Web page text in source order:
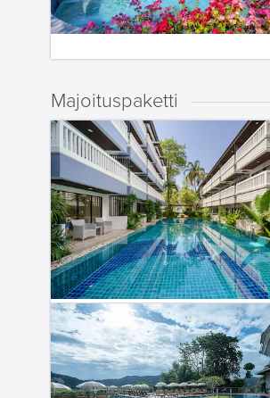
Majoituspaketti